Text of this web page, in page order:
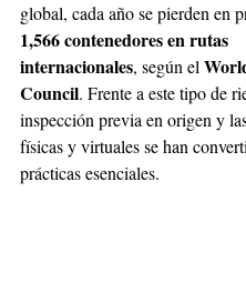
global, cada año se pierden en
1,566 contenedores en rutas
internacionales, según el
Council. Frente a este tipo de
inspección previa en origen y
físicas y virtuales se han
prácticas esenciales.